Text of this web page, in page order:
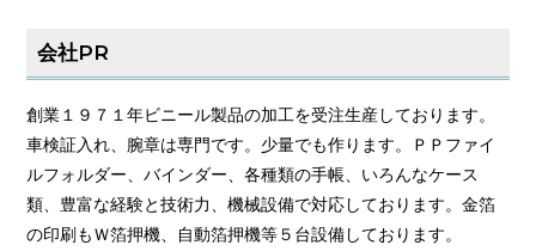
会社PR
創業１９７１年ビニール製品の加工を受注生産しております。
車検証入れ、腕章は専門です。少量でも作ります。ＰＰファイ
ルフォルダー、バインダー、各種類の手帳、いろんなケース
類、豊富な経験と技術力、機械設備で対応しております。金箔
の印刷もＷ箔押機、自動箔押機等５台設備しております。